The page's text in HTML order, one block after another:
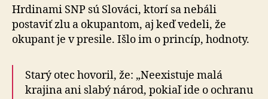
Hrdinami SNP sú Slováci, ktorí sa nebáli
postaviť zlu a okupantom, aj keď vedeli, že
okupant je v presile. Išlo im o princíp, hodnoty.
Starý otec hovoril, že: „Neexistuje malá
krajina ani slabý národ, pokiaľ ide o ochranu